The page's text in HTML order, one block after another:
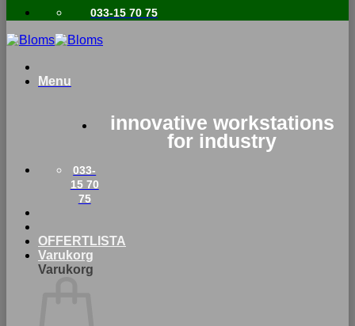
033-15 70 75
Menu
innovative workstations
for industry
033-
15 70
75
OFFERTLISTA
Varukorg
Varukorg